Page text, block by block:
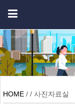
HOME / / 사진자료실